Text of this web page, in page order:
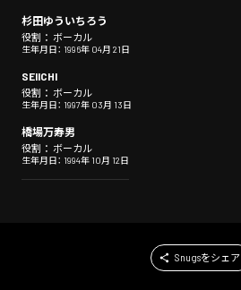
杉田ゆういちろう
役割： ボーカル
生年月日： 1996年 04月 21日
SEIICHI
役割： ボーカル
生年月日： 1997年 03月 13日
橋場万寿男
役割： ボーカル
生年月日： 1994年 10月 12日
Snugsをシェア